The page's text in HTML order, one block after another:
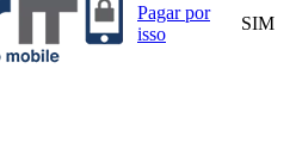
Pagar por
isso
SIM